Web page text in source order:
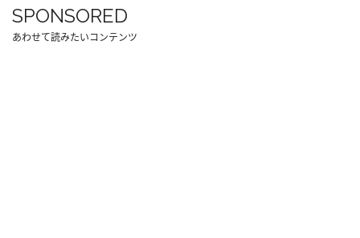
SPONSORED
あわせて読みたいコンテンツ